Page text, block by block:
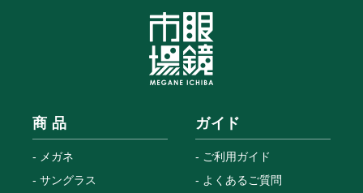
商 品
メガネ
サングラス
ガイド
ご利用ガイド
よくあるご質問